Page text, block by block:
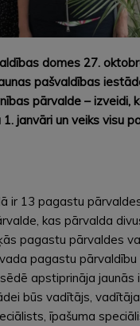
domes 27.
pašvaldības
pārvalde – izveidi,
janvāri un veiks visu
ir 13 pagastu
kas pārvalda
pagastu pārvaldes
pagastu pārvaldību
apstiprināja jaunās
būs vadītājs, vadītāja
īpašuma